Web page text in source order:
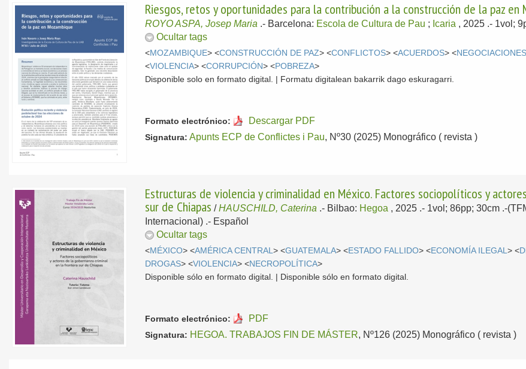
Riesgos, retos y oportunidades para la contribución a la construcción de la paz en
ROYO ASPA, Josep Maria .- Barcelona: Escola de Cultura de Pau ; Icaria , 2025 .- 1vol;
Ocultar tags
<MOZAMBIQUE> <CONSTRUCCIÓN DE PAZ> <CONFLICTOS> <ACUERDOS> <
<VIOLENCIA> <CORRUPCIÓN> <POBREZA>
Disponible solo en formato digital. | Formatu digitalean bakarrik dago eskuragarri.
Formato electrónico: Descargar PDF
Signatura: Apunts ECP de Conflictes i Pau, Nº30 (2025) Monográfico ( revista )
Estructuras de violencia y criminalidad en México. Factores sociopolíticos y
sur de Chiapas /HAUSCHILD, Caterina .- Bilbao: Hegoa , 2025 .- 1vol; 86pp; 30cm .-
Internacional) .- Español
Ocultar tags
<MÉXICO> <AMÉRICA CENTRAL> <GUATEMALA> <ESTADO FALLIDO> <ECONOMÍA ILEGAL> <
DROGAS> <VIOLENCIA> <NECROPOLÍTICA>
Disponible sólo en formato digital. | Disponible sólo en formato digital.
Formato electrónico: PDF
Signatura: HEGOA. TRABAJOS FIN DE MÁSTER, Nº126 (2025) Monográfico ( revista )